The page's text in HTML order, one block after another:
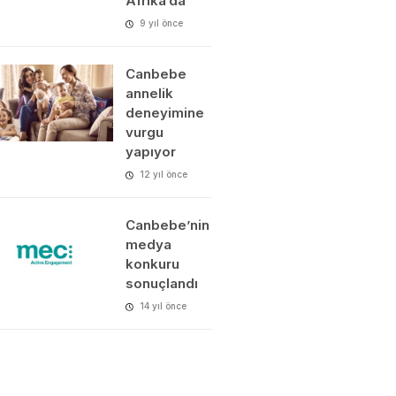
9 yıl önce
Canbebe
annelik
deneyimine
vurgu
yapıyor
12 yıl önce
Canbebe’nin
medya
konkuru
sonuçlandı
14 yıl önce